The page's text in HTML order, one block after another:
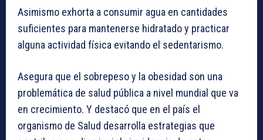
Asimismo exhorta a consumir agua en cantidades
suficientes para mantenerse hidratado y practicar
alguna actividad física evitando el sedentarismo.
Asegura que el sobrepeso y la obesidad son una
problemática de salud pública a nivel mundial que va
en crecimiento. Y destacó que en el país el
organismo de Salud desarrolla estrategias que